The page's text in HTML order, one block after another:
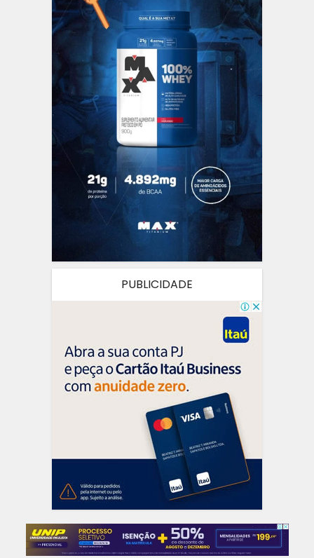
PUBLICIDADE